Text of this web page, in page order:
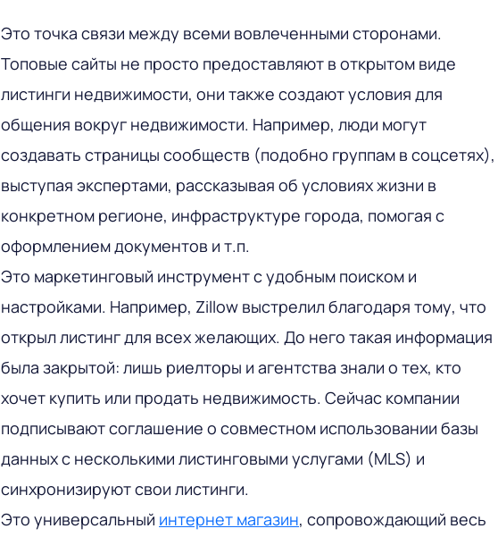
Это точка связи между всеми вовлеченными сторонами.
Топовые сайты не просто предоставляют в открытом виде
листинги недвижимости, они также создают условия для
общения вокруг недвижимости. Например, люди могут
создавать страницы сообществ (подобно группам в соцсетях),
выступая экспертами, рассказывая об условиях жизни в
конкретном регионе, инфраструктуре города, помогая с
оформлением документов и т.п.
Это маркетинговый инструмент с удобным поиском и
настройками. Например, Zillow выстрелил благодаря тому, что
открыл листинг для всех желающих. До него такая информация
была закрытой: лишь риелторы и агентства знали о тех, кто
хочет купить или продать недвижимость. Сейчас компании
подписывают соглашение о совместном использовании базы
данных с несколькими листинговыми услугами (MLS) и
синхронизируют свои листинги.
Это универсальный интернет магазин, сопровождающий весь